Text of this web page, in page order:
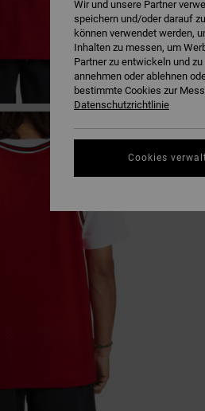
Wir und unsere Partner
speichern und/oder darauf
können verwendet werden,
Inhalten zu messen, um
Partner zu entwickeln und
annehmen oder ablehnen
bestimmte Cookies zur
Datenschutzrichtlinie
Cookies